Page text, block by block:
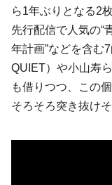
ら1年ぶりとなる2
先行配信で人気の“
年計画”などを含む
QUIET）や小山寿
も借りつつ、この
そろそろ突き抜けそ